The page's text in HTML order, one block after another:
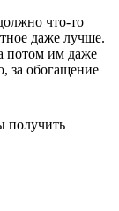
что-то
даже лучше.
потом им даже
за обогащение
получить